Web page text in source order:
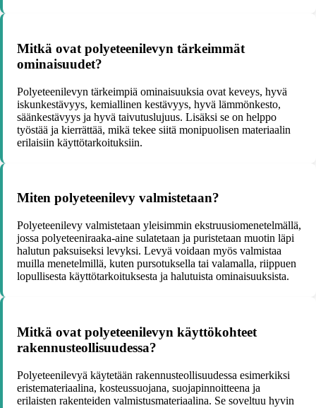
Mitkä ovat polyeteenilevyn tärkeimmät
ominaisuudet?
Polyeteenilevyn tärkeimpiä ominaisuuksia ovat keveys, hyvä
iskunkestävyys, kemiallinen kestävyys, hyvä lämmönkesto,
säänkestävyys ja hyvä taivutuslujuus. Lisäksi se on helppo
työstää ja kierrättää, mikä tekee siitä monipuolisen materiaalin
erilaisiin käyttötarkoituksiin.
Miten polyeteenilevy valmistetaan?
Polyeteenilevy valmistetaan yleisimmin ekstruusiomenetelmällä,
jossa polyeteeniraaka-aine sulatetaan ja puristetaan muotin läpi
halutun paksuiseksi levyksi. Levyä voidaan myös valmistaa
muilla menetelmillä, kuten pursotuksella tai valamalla, riippuen
lopullisesta käyttötarkoituksesta ja halutuista ominaisuuksista.
Mitkä ovat polyeteenilevyn käyttökohteet
rakennusteollisuudessa?
Polyeteenilevyä käytetään rakennusteollisuudessa esimerkiksi
eristemateriaalina, kosteussuojana, suojapinnoitteena ja
erilaisten rakenteiden valmistusmateriaalina. Se soveltuu hyvin